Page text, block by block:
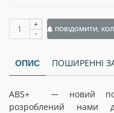
+
-
ПОВІДОМИТИ,
ОПИС ПОШИРЕННІ
ABS+ —
новий
розроблений нами